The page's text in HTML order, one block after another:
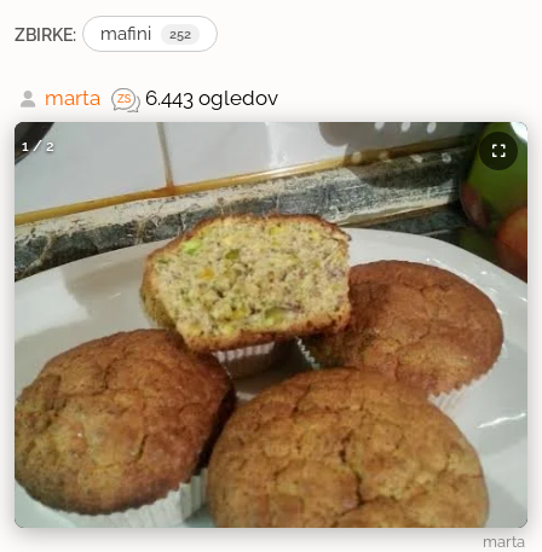
ZBIRKE: mafini 252
marta 6.443 ogledov
1/ 2
marta